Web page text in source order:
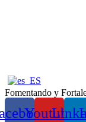
Fomentando y
Youtube